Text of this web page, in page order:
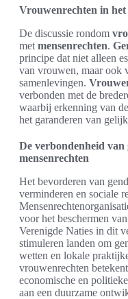
Vrouwenrechten in
De discussie rondom
met mensenrechten.
principe dat niet alleen
van vrouwen, maar ook
samenlevingen.
verbonden met de
waarbij erkenning van
het garanderen van
De verbondenheid
mensenrechten
Het bevorderen van
verminderen en sociale
voor het beschermen
Verenigde Naties in dit
stimuleren landen om
wetten en lokale
vrouwenrechten
economische en
aan een duurzame